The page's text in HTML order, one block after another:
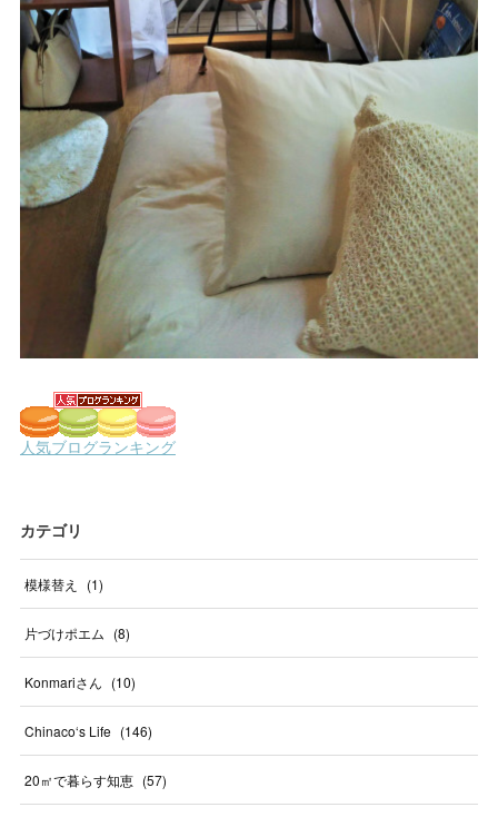
カテゴリ
模様替え (1)
片づけポエム (8)
Konmariさん (10)
Chinaco‘s Life (146)
20㎡で暮らす知恵 (57)